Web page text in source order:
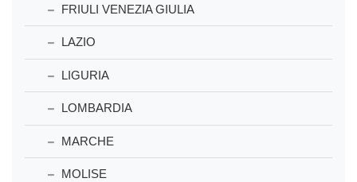
FRIULI VENEZIA GIULIA
LAZIO
LIGURIA
LOMBARDIA
MARCHE
MOLISE